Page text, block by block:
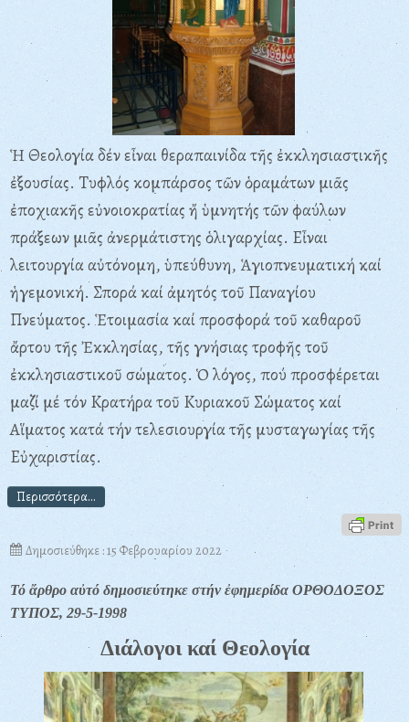
Ἡ Θεολογία δέν εἶναι θεραπαινίδα τῆς ἐκκλησιαστικῆς
ἐξουσίας. Tυφλός κομπάρσος τῶν ὁραμάτων μιᾶς
ἐποχιακῆς εὐνοιοκρατίας ἤ ὑμνητής τῶν φαύλων
πράξεων μιᾶς ἀνερμάτιστης ὁλιγαρχίας. Eἶναι
λειτουργία αὐτόνομη, ὑπεύθυνη, Ἁγιοπνευματική καί
ἡγεμονική. Σπορά καί ἀμητός τοῦ Παναγίου
Πνεύματος. Ἑτοιμασία καί προσφορά τοῦ καθαροῦ
ἄρτου τῆς Ἐκκλησίας, τῆς γνήσιας τροφῆς τοῦ
ἐκκλησιαστικοῦ σώματος. Ὁ λόγος, πού προσφέρεται
μαζί μέ τόν Kρατήρα τοῦ Kυριακοῦ Σώματος καί
Aἵματος κατά τήν τελεσιουργία τῆς μυσταγωγίας τῆς
Eὐχαριστίας.
Περισσότερα...
Δημοσιεύθηκε : 15 Φεβρουαρίου 2022
Τό ἄρθρο αὐτό δημοσιεύτηκε στήν ἐφημερίδα ΟΡΘΟΔΟΞΟΣ
ΤΥΠΟΣ, 29-5-1998
Διάλογοι καί Θεολογία